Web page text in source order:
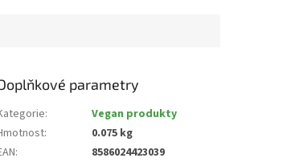
parametry
:
Vegan produkty
:
0.075 kg
:
8586024423039